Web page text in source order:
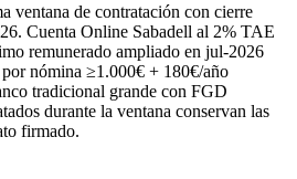
ventana de contratación con cierre
Cuenta Online Sabadell al 2% TAE
remunerado ampliado en jul-2026
nómina ≥1.000€ + 180€/año
tradicional grande con FGD
durante la ventana conservan las
firmado.